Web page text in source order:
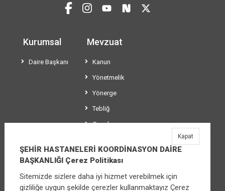
Kurumsal
Daire Başkanı
Mevzuat
Kanun
Yönetmelik
Yönerge
Tebliğ
Genelge
ŞEHİR HASTANELERİ KOORDİNASYON DAİRE
ŞEHİR HASTANELERİ KOORDİNASYON DAİRE
BAŞKANLIĞI Çerez Politikası
Sitemizde sizlere daha iyi hizmet verebilmek için
gizliliğe uygun şekilde çerezler kullanmaktayız Çerez
Kapat